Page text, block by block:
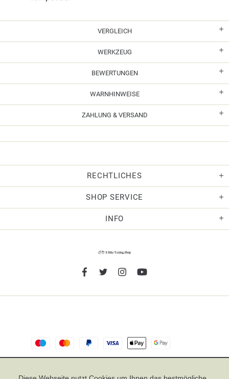
VERGLEICH
WERKZEUG
BEWERTUNGEN
WARNHINWEISE
ZAHLUNG & VERSAND
RECHTLICHES
SHOP SERVICE
INFO